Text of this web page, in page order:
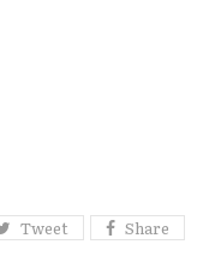
Tweet Share